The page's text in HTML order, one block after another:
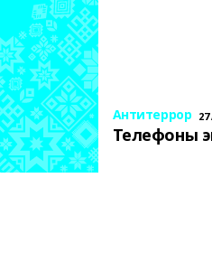
Антитеррор
Телефоны